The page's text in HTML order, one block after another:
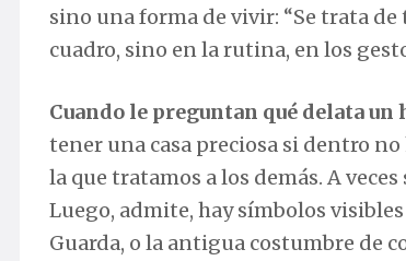
sino una forma de vivir: “Se trata
cuadro, sino en la rutina, en los
Cuando le preguntan qué delata
tener una casa preciosa si dentro
la que tratamos a los demás. A
Luego, admite, hay símbolos
Guarda, o la antigua costumbre de